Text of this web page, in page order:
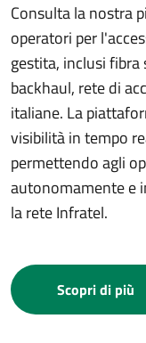
Consulta la nostra
operatori per
gestita, inclusi
backhaul, rete di
italiane. La
visibilità in tempo
permettendo agli
autonomamente e
la rete Infratel.
Scopri di più